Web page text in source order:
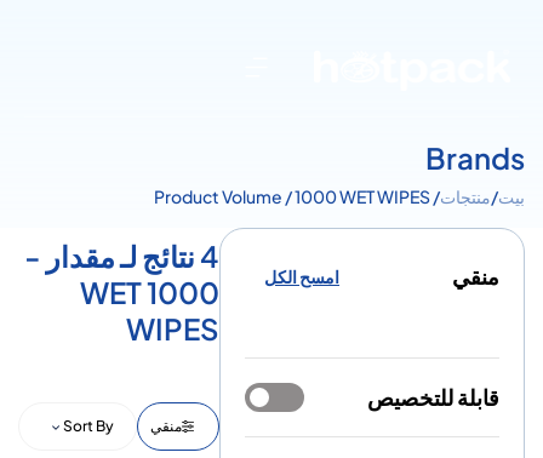
Brands
بيت/منتجات/ Product Volume / 1000 WET WIPES
منقي امسح الكل
قابلة للتخصيص
4 نتائج لـ مقدار -
1000 WET
WIPES
منقي Sort By